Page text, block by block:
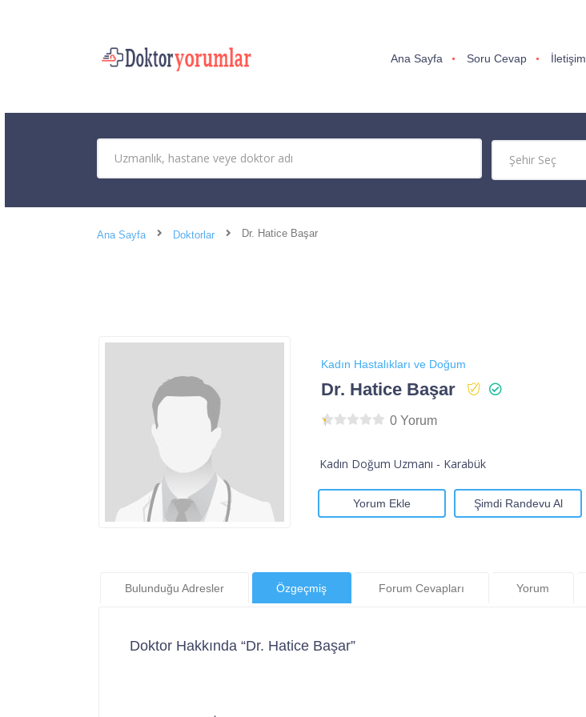
Ana Sayfa Soru Cevap İletişim
Ana Sayfa Doktorlar Dr. Hatice Başar
Kadın Hastalıkları ve Doğum
Dr. Hatice Başar
0 Yorum
Kadın Doğum Uzmanı - Karabük
Yorum Ekle Şimdi Randevu Al
Bulunduğu Adresler Özgeçmiş Forum Cevapları Yorum
Doktor Hakkında “Dr. Hatice Başar”